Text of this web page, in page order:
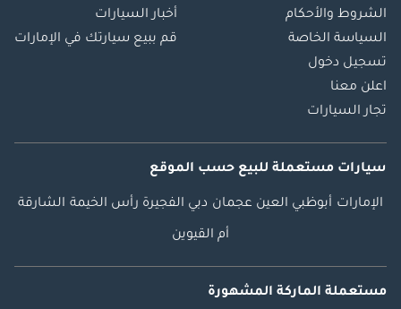
الشروط والأحكام
السياسة الخاصة
تسجيل دخول
اعلن معنا
تجار السيارات
أخبار السيارات
قم ببيع سيارتك في الإمارات
سيارات مستعملة للبيع حسب الموقع
الإمارات أبوظبي العين عجمان دبي الفجيرة رأس الخيمة الشارقة
أم القيوين
مستعملة الماركة المشهورة